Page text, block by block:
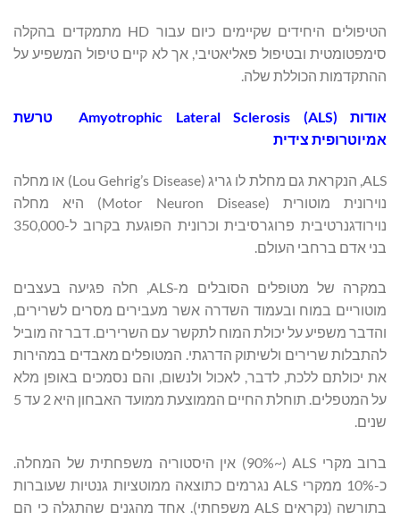
הטיפולים היחידים שקיימים כיום עבור HD מתמקדים בהקלה
סימפטומטית ובטיפול פאליאטיבי, אך לא קיים טיפול המשפיע על
ההתקדמות הכוללת שלה.
אודות Amyotrophic Lateral Sclerosis (ALS)
טרשת
אמיוטרופית צידית
ALS, הנקראת גם מחלת לו גריג (Lou Gehrig’s Disease) או מחלה
נוירונית מוטורית (Motor Neuron Disease) היא מחלה
נוירודגנרטיבית פרוגרסיבית וכרונית הפוגעת בקרוב ל-350,000
בני אדם ברחבי העולם.
במקרה של מטופלים הסובלים מ-ALS, חלה פגיעה בעצבים
מוטוריים במוח ובעמוד השדרה אשר מעבירים מסרים לשרירים,
והדבר משפיע על יכולת המוח לתקשר עם השרירים. דבר זה מוביל
להתבלות שרירים ולשיתוק הדרגתי. המטופלים מאבדים במהירות
את יכולתם ללכת, לדבר, לאכול ולנשום, והם נסמכים באופן מלא
על המטפלים. תוחלת החיים הממוצעת ממועד האבחון היא 2 עד 5
שנים.
ברוב מקרי ALS ‏(~90%) אין היסטוריה משפחתית של המחלה.
כ-10% ממקרי ALS נגרמים כתוצאה ממוטציות גנטיות שעוברות
בתורשה (נקראים ALS משפחתי). אחד מהגנים שהתגלה כי הם